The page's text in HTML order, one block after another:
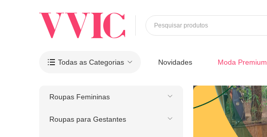
Pesquisar produtos
 Todas as Categorias Novidades Moda Premium
Roupas Femininas
Roupas para Gestantes